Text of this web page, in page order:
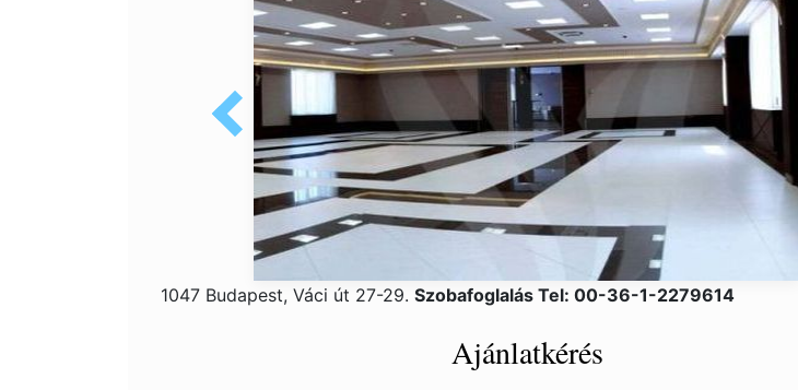
1047 Budapest, Váci út 27-29. Szobafoglalás Tel: 00-36-1-2279614
Ajánlatkérés